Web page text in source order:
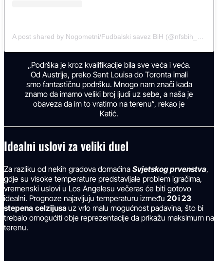
A post shared by Nogometni/Fudbalski savez BiH (@nfsbih_official)
„Podrška je kroz kvalifikacije bila sve veća i veća.
Od Austrije, preko Sent Louisa do Toronta imali
smo fantastičnu podršku. Mnogo nam znači kada
znamo da imamo veliki broj ljudi uz sebe, a naša je
obaveza da im to vratimo na terenu“, rekao je
Katić.
Idealni uslovi za veliki duel
Za razliku od nekih gradova domaćina Svjetskog prvenstva,
gdje su visoke temperature predstavljale problem igračima,
vremenski uslovi u Los Angelesu večeras će biti gotovo
idealni. Prognoze najavljuju temperaturu između 20 i 23
stepena celzijusauz vrlo malu mogućnost padavina, što bi
trebalo omogućiti obje reprezentacije da prikažu maksimum na
terenu.